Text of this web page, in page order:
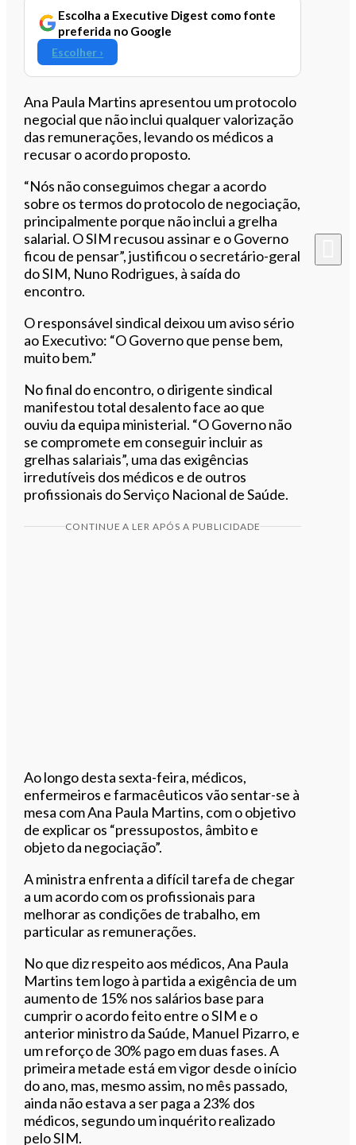
Escolha a Executive Digest como fonte
preferida no Google
Escolher ›
Ana Paula Martins apresentou um protocolo
negocial que não inclui qualquer valorização
das remunerações, levando os médicos a
recusar o acordo proposto.
“Nós não conseguimos chegar a acordo
sobre os termos do protocolo de negociação,
principalmente porque não inclui a grelha
salarial. O SIM recusou assinar e o Governo
ficou de pensar”, justificou o secretário-geral
do SIM, Nuno Rodrigues, à saída do
encontro.
O responsável sindical deixou um aviso sério
ao Executivo: “O Governo que pense bem,
muito bem.”
No final do encontro, o dirigente sindical
manifestou total desalento face ao que
ouviu da equipa ministerial. “O Governo não
se compromete em conseguir incluir as
grelhas salariais”, uma das exigências
irredutíveis dos médicos e de outros
profissionais do Serviço Nacional de Saúde.
CONTINUE A LER APÓS A PUBLICIDADE
Ao longo desta sexta-feira, médicos,
enfermeiros e farmacêuticos vão sentar-se à
mesa com Ana Paula Martins, com o objetivo
de explicar os “pressupostos, âmbito e
objeto da negociação”.
A ministra enfrenta a difícil tarefa de chegar
a um acordo com os profissionais para
melhorar as condições de trabalho, em
particular as remunerações.
No que diz respeito aos médicos, Ana Paula
Martins tem logo à partida a exigência de um
aumento de 15% nos salários base para
cumprir o acordo feito entre o SIM e o
anterior ministro da Saúde, Manuel Pizarro, e
um reforço de 30% pago em duas fases. A
primeira metade está em vigor desde o início
do ano, mas, mesmo assim, no mês passado,
ainda não estava a ser paga a 23% dos
médicos, segundo um inquérito realizado
pelo SIM.